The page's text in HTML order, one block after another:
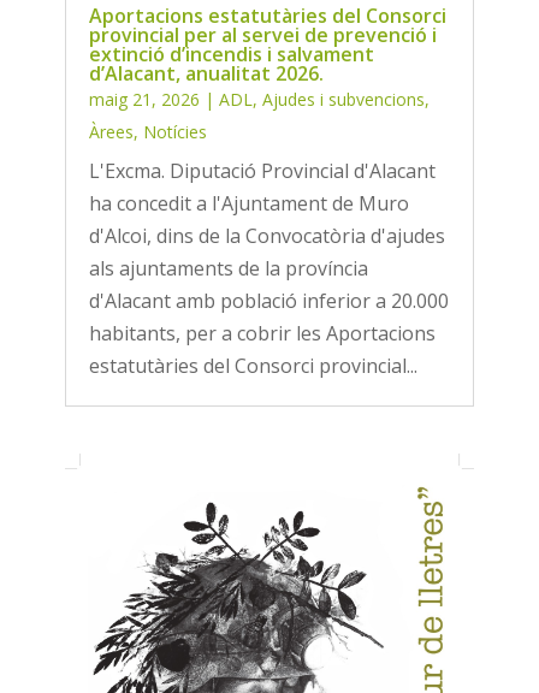
Aportacions estatutàries del Consorci
provincial per al servei de prevenció i
extinció d’incendis i salvament
d’Alacant, anualitat 2026.
maig 21, 2026 | ADL, Ajudes i subvencions,
Àrees, Notícies
L'Excma. Diputació Provincial d'Alacant
ha concedit a l'Ajuntament de Muro
d'Alcoi, dins de la Convocatòria d'ajudes
als ajuntaments de la província
d'Alacant amb població inferior a 20.000
habitants, per a cobrir les Aportacions
estatutàries del Consorci provincial...